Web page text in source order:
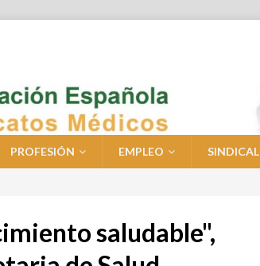
PROFESIÓN EMPLEO SINDICAL
saludable",